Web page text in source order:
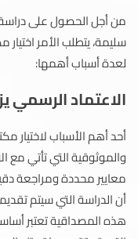
من أجل الحصول على
سليمة، يتطلب الأمر
لعدة أسباب أهمها:
الاعتماد الرسمي
أحد أهم الأسباب
والموثوقية التي تأتي مع
معايير محددة ومراجعة
أن الدراسة التي سيتم
هذه المصداقية تعتبر